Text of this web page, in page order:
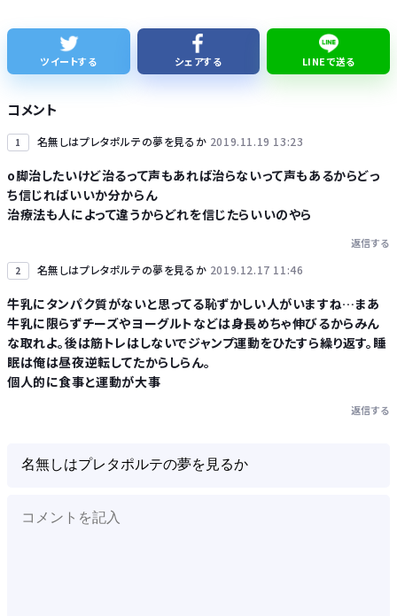
【悲報】Googleのエンジニア「AIで仕事がつまらなくなった」
Powered by livedoor 相互RSS
ツイートする シェアする LINEで送る
コメント
1 名無しはプレタポルテの夢を見るか 2019.11.19 13:23
o脚治したいけど治るって声もあれば治らないって声もあるからどっ
ち信じればいいか分からん
治療法も人によって違うからどれを信じたらいいのやら
返信する
2 名無しはプレタポルテの夢を見るか 2019.12.17 11:46
牛乳にタンパク質がないと思ってる恥ずかしい人がいますね…まあ
牛乳に限らずチーズやヨーグルトなどは身長めちゃ伸びるからみん
な取れよ。後は筋トレはしないでジャンプ運動をひたすら繰り返す。睡
眠は俺は昼夜逆転してたからしらん。
個人的に食事と運動が大事
返信する